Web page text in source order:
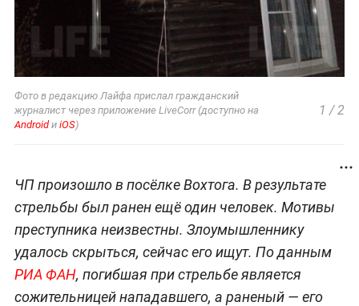
Фото в редакцию Лайфа прислал гражданский
журналист через приложение LiveCorr (доступно на
AndroidиiOS)
1 /2
ЧП произошло в посёлке Вохтога. В результате
стрельбы был ранен ещё один человек. Мотивы
преступника неизвестны. Злоумышленнику
удалось скрыться, сейчас его ищут. По данным
РИА ФАН, погибшая при стрельбе является
сожительницей нападавшего, а раненый — его